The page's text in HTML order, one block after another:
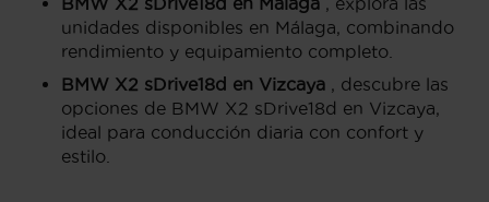
unidades disponibles en Málaga, combinando
rendimiento y equipamiento completo.
BMW X2 sDrive18d en Vizcaya , descubre las
opciones de BMW X2 sDrive18d en Vizcaya,
ideal para conducción diaria con confort y
estilo.